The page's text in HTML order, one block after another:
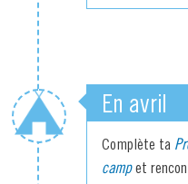
En avril
Complète ta
campet